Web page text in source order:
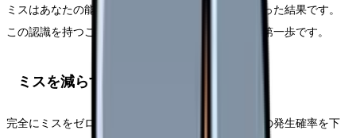
ミスはあなたの能力不足ではなく、環境要因が重なった結果です。
この認識を持つことが、不安を適切なレベルに保つ第一歩です。
ミスを減らす5つの習慣
完全にミスをゼロにすることは不可能ですが、ミスの発生確率を下